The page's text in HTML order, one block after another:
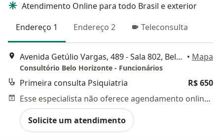
Atendimento Online para todo Brasil e exterior
Endereço 1
Endereço 2 Teleconsulta
Avenida Getúlio Vargas, 489 - Sala 802, Belo Horizonte • Mapa
Consultório Belo Horizonte - Funcionários
Primeira consulta Psiquiatria
R$ 650
Esse especialista não oferece agendamento online para esse endereço.
Solicite um atendimento